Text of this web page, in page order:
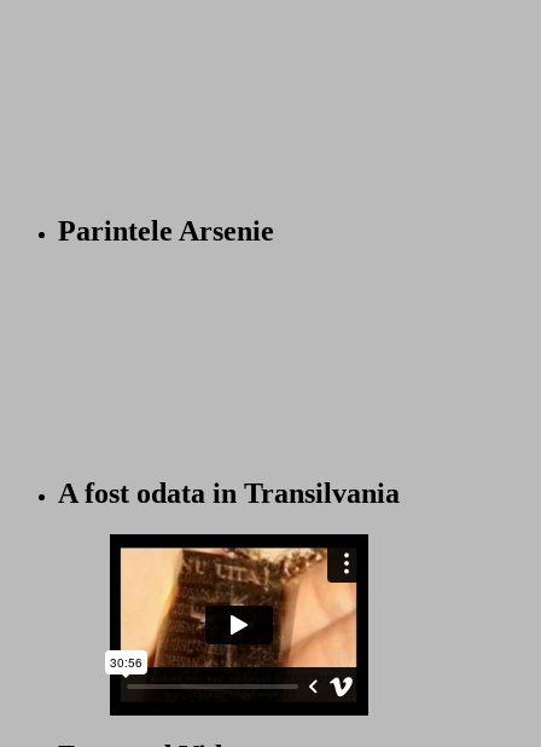
Parintele Arsenie
A fost odata in Transilvania